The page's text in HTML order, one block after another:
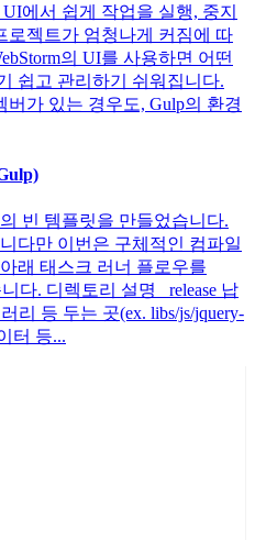
에서 쉽게 작업을 실행, 중지
로젝트가 엄청나게 커짐에 따
의 UI를 사용하면 어떤
쉽고 관리하기 쉬워집니다.
가 있는 경우도, Gulp의 환경
빈 템플릿을 만들었습니다.
다만 이번은 구체적인 컴파일
래 태스크 러너 플로우를
다. 디렉토리 설명 _release 납
리 등 두는 곳(ex. libs/js/jquery-
터 등...